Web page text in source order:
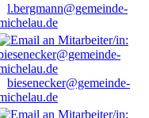
l.bergmann@gemeinde-
biesenecker@gemeinde-